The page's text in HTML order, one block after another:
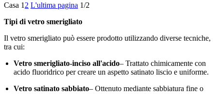
Casa 1 2 L'ultima pagina 1/2
Tipi di vetro smerigliato
Il vetro smerigliato può essere prodotto utilizzando diverse tecniche,
tra cui:
Vetro smerigliato-inciso all'acido– Trattato chimicamente con
acido fluoridrico per creare un aspetto satinato liscio e uniforme.
Vetro satinato sabbiato– Ottenuto mediante sabbiatura fine o